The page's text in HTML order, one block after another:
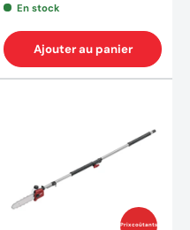
En stock
Ajouter au panier
Prix coûtants